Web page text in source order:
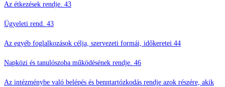
Az étkezések rendje. 43
Ügyeleti rend. 43
Az egyéb foglalkozások célja, szervezeti formái, időkeretei 44
Napközi és tanulószoba működésének rendje. 46
Az intézménybe való belépés és benntartózkodás rendje azok részére, akik